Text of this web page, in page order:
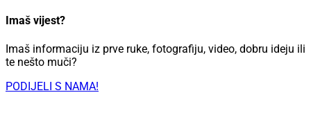
Imaš vijest?
Imaš informaciju iz prve ruke, fotografiju, video, dobru ideju ili
te nešto muči?
PODIJELI S NAMA!